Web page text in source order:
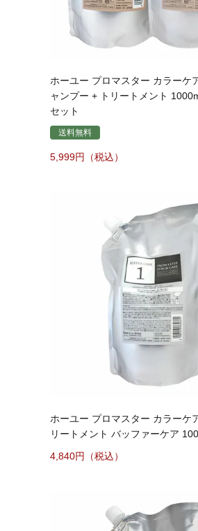
ホーユー プロマスター カラーケ
ャンプー + トリートメント
セット
送料無料
5,999
ホーユー プロマスター カラーケ
リートメント バッファーケア
4,840